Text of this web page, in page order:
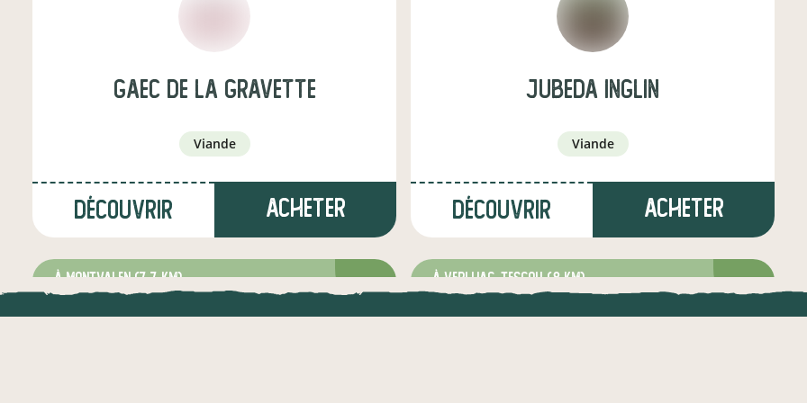
gaec de la gravette
viande
Découvrir Acheter
jubeda inglin
viande
Découvrir Acheter
à Montvalen(7,7 km) à Verlhac-Tescou(8 km)